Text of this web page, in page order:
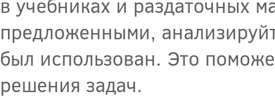
в учебниках и раздаточных
предложенными,
был использован. Это
решения задач.